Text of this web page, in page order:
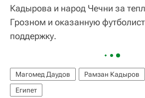
Кадырова и народ Чечни за
Грозном и оказанную
поддержку.
Магомед Даудов Рамзан Кадыров
Египет